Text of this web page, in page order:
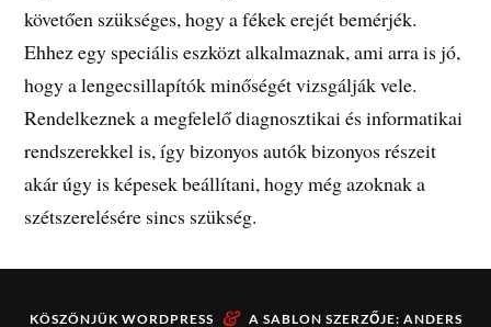
követően szükséges, hogy a fékek erejét bemérjék.
Ehhez egy speciális eszközt alkalmaznak, ami arra is jó,
hogy a lengecsillapítók minőségét vizsgálják vele.
Rendelkeznek a megfelelő diagnosztikai és informatikai
rendszerekkel is, így bizonyos autók bizonyos részeit
akár úgy is képesek beállítani, hogy még azoknak a
szétszerelésére sincs szükség.
KÖSZÖNJÜK WORDPRESS & A SABLON SZERZŐJE: ANDERS